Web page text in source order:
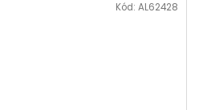
Kód: AL62428